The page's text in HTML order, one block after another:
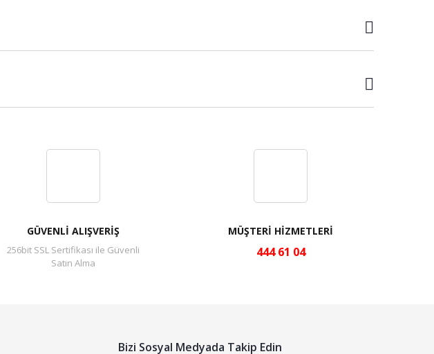
GÜVENLİ ALIŞVERİŞ
256bit SSL Sertifikası ile Güvenli
Satın Alma
MÜŞTERİ HİZMETLERİ
444 61 04
Bizi Sosyal Medyada Takip Edin